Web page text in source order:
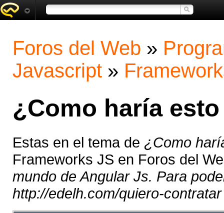
Foros del Web »
Javascript »
¿Como haría
Estas en el tema de ¿Como
Frameworks JS en Foros del
mundo de Angular Js. Para
http://edelh.com/quiero-